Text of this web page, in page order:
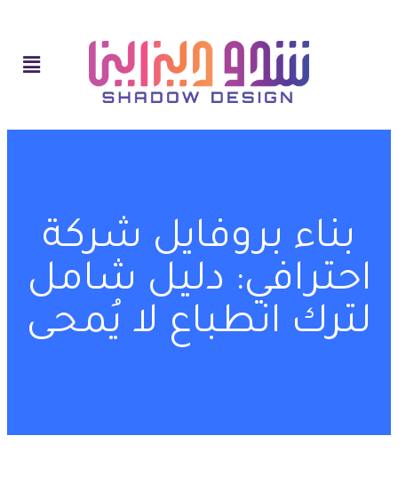
بناء بروفايل شركة
احترافي: دليل شامل
لترك انطباع لا يُمحى